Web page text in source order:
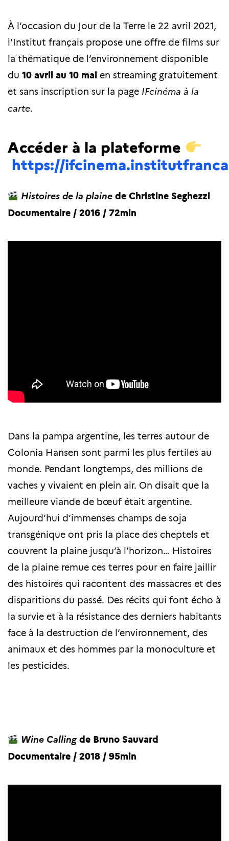
À l’occasion du Jour de la Terre le 22 avril 2021,
l’Institut français propose une offre de films sur
la thématique de l’environnement disponible
du 10 avril au 10 mai en streaming gratuitement
et sans inscription sur la page IFcinéma à la
carte.
Accéder à la plateforme
https://
Histoires de la plainede Christine Seghezzi
Documentaire / 2016 / 72min
Dans la pampa argentine, les terres autour de
Colonia Hansen sont parmi les plus fertiles au
monde. Pendant longtemps, des millions de
vaches y vivaient en plein air. On disait que la
meilleure viande de bœuf était argentine.
Aujourd’hui d’immenses champs de soja
transgénique ont pris la place des cheptels et
couvrent la plaine jusqu’à l’horizon… Histoires
de la plaine remue ces terres pour en faire jaillir
des histoires qui racontent des massacres et des
disparitions du passé. Des récits qui font écho à
la survie et à la résistance des derniers habitants
face à la destruction de l’environnement, des
animaux et des hommes par la monoculture et
les pesticides.
Wine Callingde Bruno Sauvard
Documentaire / 2018 / 95min